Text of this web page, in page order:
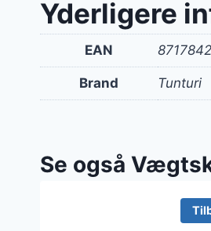
Yderligere
EAN
Brand Tunturi
Se også